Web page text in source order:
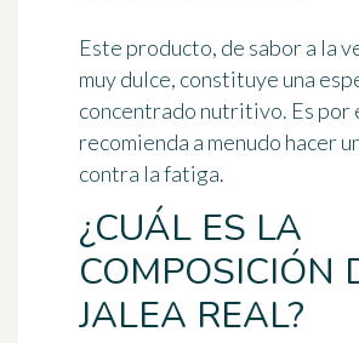
Este producto, de sabor a la
muy dulce, constituye una
concentrado nutritivo. Es por
recomienda a menudo hacer
contra la fatiga.
¿CUÁL ES LA
COMPOSICIÓN
JALEA REAL?